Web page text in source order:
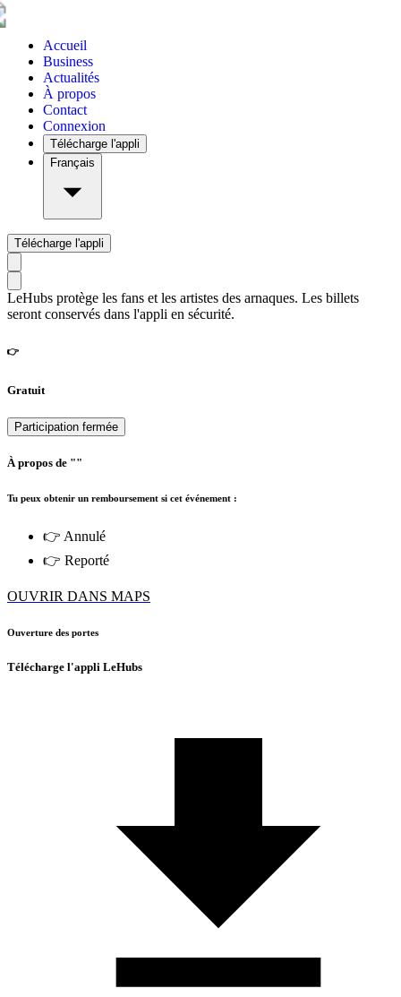
Accueil
Business
Actualités
À propos
Contact
Connexion
Télécharge l'appli
Français
Télécharge l'appli
LeHubs protège les fans et les artistes des arnaques. Les billets
seront conservés dans l'appli en sécurité.
👉
Gratuit
Participation fermée
À propos de ""
Tu peux obtenir un remboursement si cet événement :
👉 Annulé
👉 Reporté
OUVRIR DANS MAPS
Ouverture des portes
Télécharge l'appli LeHubs